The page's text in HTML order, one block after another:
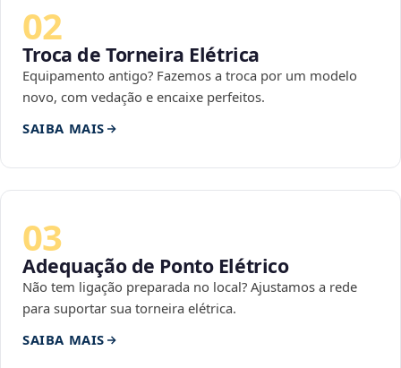
02
Troca de Torneira Elétrica
Equipamento antigo? Fazemos a troca por um modelo
novo, com vedação e encaixe perfeitos.
SAIBA MAIS
03
Adequação de Ponto Elétrico
Não tem ligação preparada no local? Ajustamos a rede
para suportar sua torneira elétrica.
SAIBA MAIS